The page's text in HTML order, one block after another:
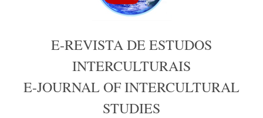
E-REVISTA DE ESTUDOS
INTERCULTURAIS
E-JOURNAL OF INTERCULTURAL
STUDIES